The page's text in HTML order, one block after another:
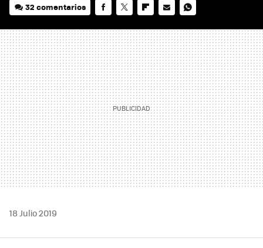
32 comentarios
MAIL
18 Julio 2019